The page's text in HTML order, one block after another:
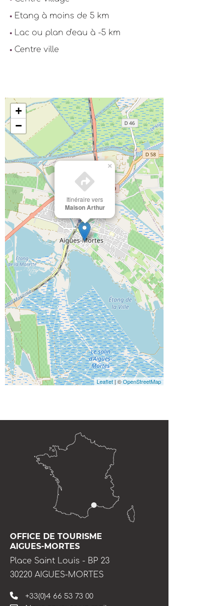
Etang à moins de 5 km
Lac ou plan d'eau à -5 km
Centre ville
Itinéraire vers
Maison Arthur
×
+
−
Leaflet| ©OpenStreetMap
OFFICE DE TOURISME
AIGUES-MORTES
Place Saint Louis - BP 23
30220 AIGUES-MORTES
+33(0)4 66 53 73 00